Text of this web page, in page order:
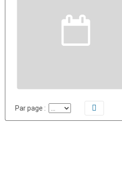
Par page :